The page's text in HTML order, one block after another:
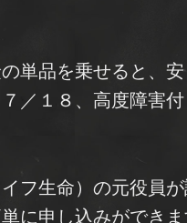
単品を乗せると、
／１８、高度障害
フ生命）の元役員が
に申し込みができま